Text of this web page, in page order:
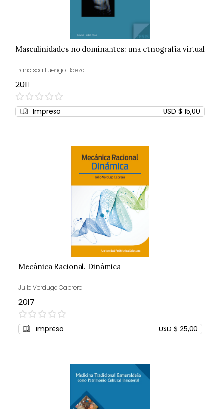
Masculinidades no dominantes: una etnografía virtual
Francisca Luengo Baeza
2011
0%
Impreso USD $ 15,00
Mecánica Racional. Dinámica
Julio Verdugo Cabrera
2017
0%
Impreso USD $ 25,00